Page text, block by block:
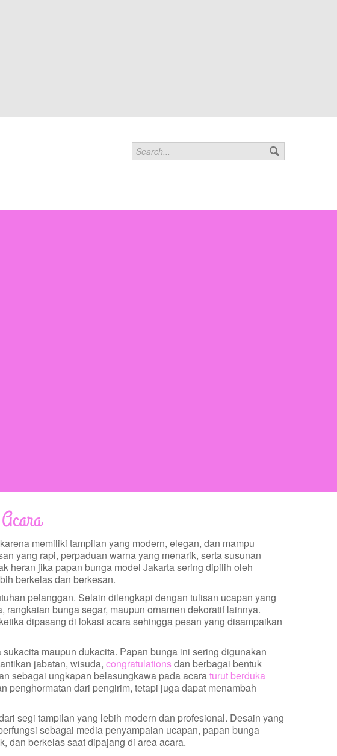
memiliki tampilan yang modern, elegan, dan mampu
yang rapi, perpaduan warna yang menarik, serta susunan
heran jika papan bunga model Jakarta sering dipilih oleh
berkelas dan berkesan.
pelanggan. Selain dilengkapi dengan tulisan ucapan yang
bunga segar, maupun ornamen dekoratif lainnya.
dipasang di lokasi acara sehingga pesan yang disampaikan
maupun dukacita. Papan bunga ini sering digunakan
jabatan, wisuda, congratulationsdan berbagai bentuk
sebagai ungkapan belasungkawa pada acaraturut berduka
penghormatan dari pengirim, tetapi juga dapat menambah
segi tampilan yang lebih modern dan profesional. Desain yang
sebagai media penyampaian ucapan, papan bunga
dan berkelas saat dipajang di area acara.